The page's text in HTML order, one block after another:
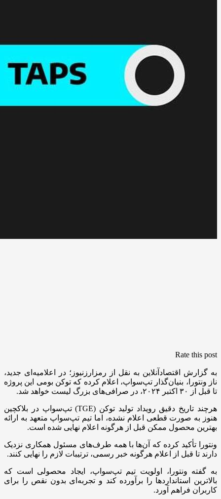
Rate this post
به گزارش اقتصادآنلاین به نقل از رمزارزنیوز؛ در اعلامیه‌ای جدید،
ناز ونتورا، بنیان‌گذار تپ‌سواپ، اعلام کرده که توکن بومی این پروژه
تا قبل از ۳۰ اکتبر ۲۰۲۴، در صرافی‌های بزرگ لیست خواهد شد.
هرچند تاریخ دقیق رویداد تولید توکن (TGE) تپ‌سواپ در بلاکچین
هنوز به صورت قطعی اعلام نشده، اما تیم تپ‌سواپ متعهد به ارائه
بهترین محصول ممکن قبل از هرگونه اعلام نهایی شده است.
ونتورا تأکید کرده که آن‌ها با همه طرف‌های مسئول همکاری نزدیک
دارند تا قبل از اعلام هرگونه خبر رسمی، ترتیبات لازم را نهایی کنند.
به گفته ونتورا، اولویت تیم تپ‌سواپ، ایجاد محصولی است که
بالاترین استانداردها را برآورده کند و تجربه‌ای بدون نقص را برای
کاربران فراهم آورد.